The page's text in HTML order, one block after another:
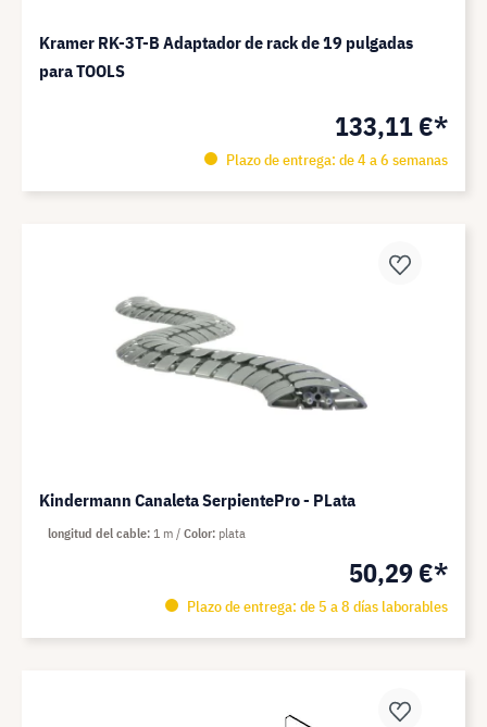
Kramer RK-3T-B Adaptador de rack de 19 pulgadas
para TOOLS
133,11 €*
Plazo de entrega: de 4 a 6 semanas
Kindermann Canaleta SerpientePro - PLata
50,29 €*
Plazo de entrega: de 5 a 8 días laborables
longitud del cable 1 m Color plata